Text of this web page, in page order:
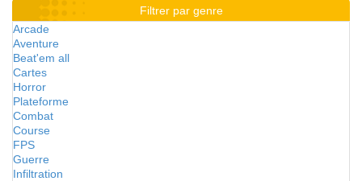
Filtrer par genre
Arcade
Aventure
Beat'em all
Cartes
Horror
Plateforme
Combat
Course
FPS
Guerre
Infiltration